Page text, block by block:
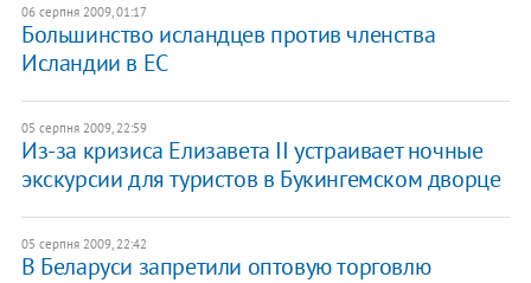
06 серпня 2009, 01:17
Большинство исландцев против членства
Исландии в ЕС
05 серпня 2009, 22:59
Из-за кризиса Елизавета II устраивает ночные
экскурсии для туристов в Букингемском дворце
05 серпня 2009, 22:42
В Беларуси запретили оптовую торговлю